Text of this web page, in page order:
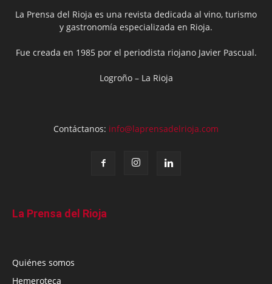
La Prensa del Rioja es una revista dedicada al vino, turismo
y gastronomía especializada en Rioja.
Fue creada en 1985 por el periodista riojano Javier Pascual.
Logroño – La Rioja
Contáctanos: info@laprensadelrioja.com
La Prensa del Rioja
Quiénes somos
Hemeroteca